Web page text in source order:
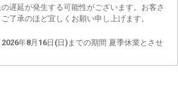
遅延が発生する可能性がございます。お客さ
了承のほど宜しくお願い申し上げます。
年8月16日(日)までの期間 夏季休業とさせ